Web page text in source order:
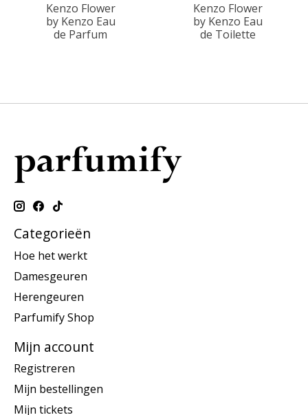
Kenzo Flower
by Kenzo Eau
de Parfum
Kenzo Flower
by Kenzo Eau
de Toilette
Categorieën
Hoe het werkt
Damesgeuren
Herengeuren
Parfumify Shop
Mijn account
Registreren
Mijn bestellingen
Mijn tickets